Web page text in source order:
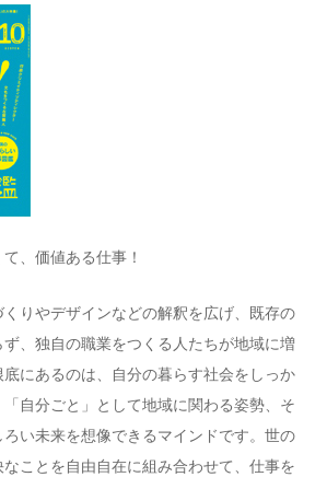
、価値ある仕事！
りやデザインなどの解釈を広げ、既存の
、独自の職業をつくる人たちが地域に増
底にあるのは、自分の暮らす社会をしっか
「自分ごと」として地域に関わる姿勢、そ
ろい未来を想像できるマインドです。世の
ことを自由自在に組み合わせて、仕事を